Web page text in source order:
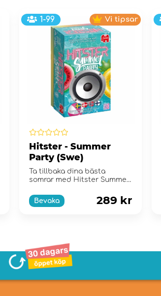
1-99 Vi tipsar
Hitster - Summer
Party (Swe)
Ta tillbaka dina bästa
somrar med Hitster Summer
Bevaka
289 kr